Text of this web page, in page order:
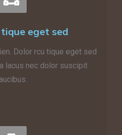
eget sed
Dolor rcu tique eget sed
lacus nec dolor suscipit